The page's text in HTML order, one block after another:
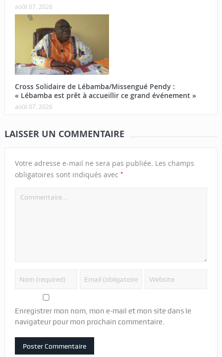
août 07, 2026
Cross Solidaire de Lébamba/Missengué Pendy :
« Lébamba est prêt à accueillir ce grand événement »
août 07, 2026
LAISSER UN COMMENTAIRE
Votre adresse e-mail ne sera pas publiée. Les champs
obligatoires sont indiqués avec *
Enregistrer mon nom, mon e-mail et mon site dans le
navigateur pour mon prochain commentaire.